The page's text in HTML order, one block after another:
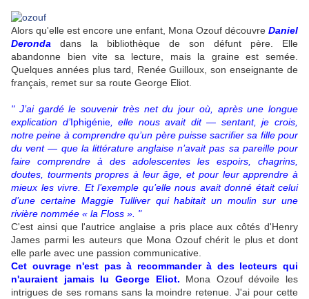
Alors qu'elle est encore une enfant, Mona Ozouf découvre Daniel
Deronda dans la bibliothèque de son défunt père. Elle
abandonne bien vite sa lecture, mais la graine est semée.
Quelques années plus tard, Renée Guilloux, son enseignante de
français, remet sur sa route George Eliot.
" J’ai gardé le souvenir très net du jour où, après une longue
explication d’Iphigénie, elle nous avait dit — sentant, je crois,
notre peine à comprendre qu’un père puisse sacrifier sa fille pour
du vent — que la littérature anglaise n’avait pas sa pareille pour
faire comprendre à des adolescentes les espoirs, chagrins,
doutes, tourments propres à leur âge, et pour leur apprendre à
mieux les vivre. Et l’exemple qu’elle nous avait donné était celui
d’une certaine Maggie Tulliver qui habitait un moulin sur une
rivière nommée « la Floss ». "
C'est ainsi que l'autrice anglaise a pris place aux côtés d'Henry
James parmi les auteurs que Mona Ozouf chérit le plus et dont
elle parle avec une passion communicative.
Cet ouvrage n'est pas à recommander à des lecteurs qui
n'auraient jamais lu George Eliot.
Mona Ozouf dévoile les
intrigues de ses romans sans la moindre retenue. J'ai pour cette